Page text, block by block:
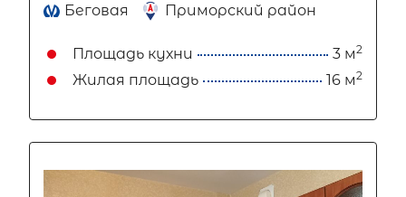
Беговая Приморский район
Площадь кухни 3 м2
Жилая площадь 16 м2